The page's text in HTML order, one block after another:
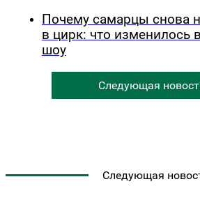
Почему самарцы снова
в цирк: что изменилось
шоу
Следующая
Следующая